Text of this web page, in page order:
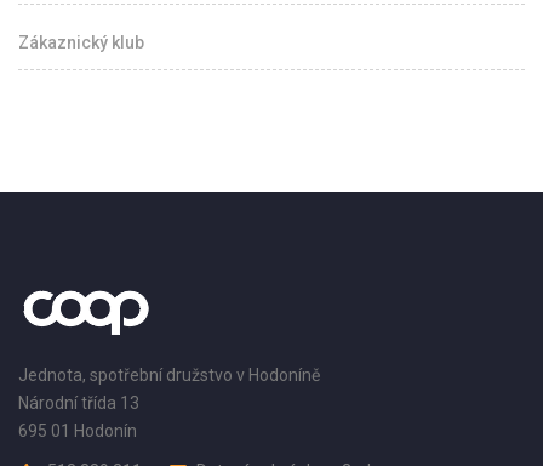
Zákaznický klub
Jednota, spotřební družstvo v Hodoníně
Národní třída 13
695 01 Hodonín